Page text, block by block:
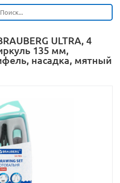
ULTRA, 4
135 мм,
насадка, мятный